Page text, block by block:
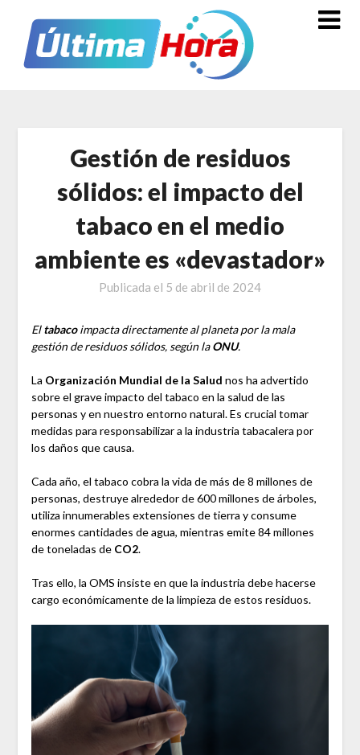
contenido
Gestión de residuos
sólidos: el impacto del
tabaco en el medio
ambiente es «devastador»
Publicada el 5 de abril de 2024
Eltabacoimpacta directamente al planeta por la mala
gestión de residuos sólidos, según laONU.
La Organización Mundial de la Salud nos ha advertido
sobre el grave impacto del tabaco en la salud de las
personas y en nuestro entorno natural. Es crucial tomar
medidas para responsabilizar a la industria tabacalera por
los daños que causa.
Cada año, el tabaco cobra la vida de más de 8 millones de
personas, destruye alrededor de 600 millones de árboles,
utiliza innumerables extensiones de tierra y consume
enormes cantidades de agua, mientras emite 84 millones
de toneladas de CO2.
Tras ello, la OMS insiste en que la industria debe hacerse
cargo económicamente de la limpieza de estos residuos.